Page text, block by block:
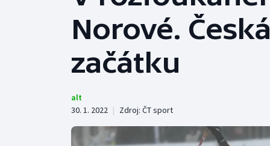
Tenis Basketbal
Norové.
začátku
alt
30. 1. 2022 | Zdroj: ČT sport